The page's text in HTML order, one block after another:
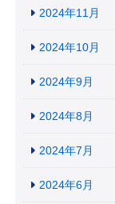
2024年11月
2024年10月
2024年9月
2024年8月
2024年7月
2024年6月